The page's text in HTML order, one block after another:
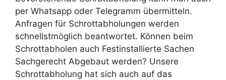
per Whatsapp oder Telegramm übermitteln.
Anfragen für Schrottabholungen werden
schnellstmöglich beantwortet. Können beim
Schrottabholen auch Festinstallierte Sachen
Sachgerecht Abgebaut werden? Unsere
Schrottabholung hat sich auch auf das